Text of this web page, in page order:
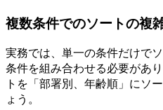
複数条件でのソートの複
実務では、単一の条件だけで
条件を組み合わせる必要があ
トを「部署別、年齢順」にソ
ょう。